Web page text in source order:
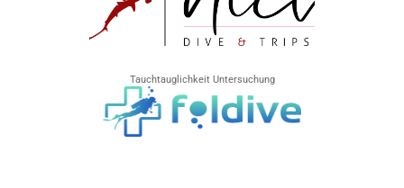
Tauchtauglichkeit Untersuchung